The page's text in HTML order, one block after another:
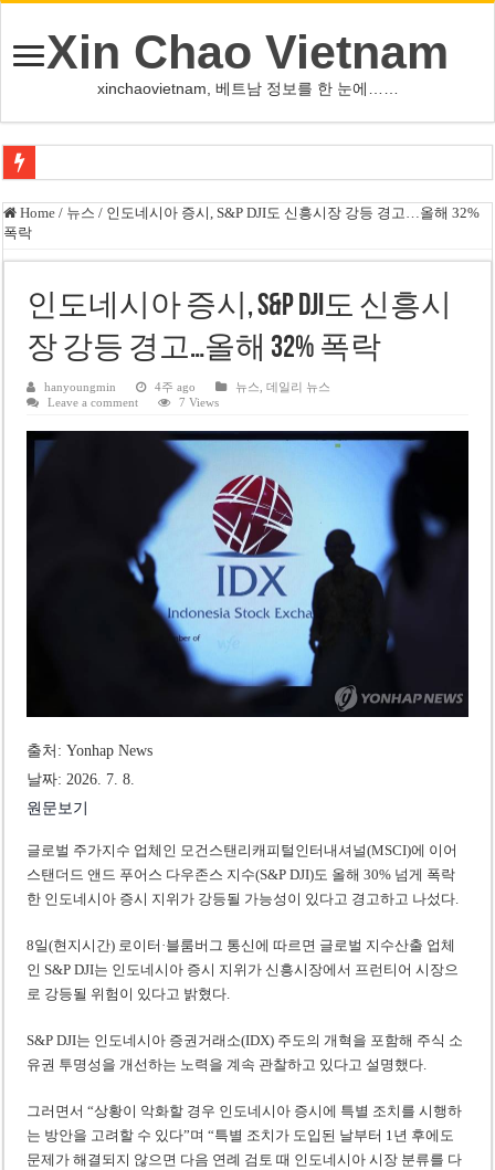
Xin Chao Vietnam
xinchaovietnam, 베트남 정보를 한 눈에……
오덕 목사, 32년 베트남 삶 담은 첫 디카시집 ‘한 컷의 서정’ 출간
베트남 화학·플라스틱 기업 납세 상위 10곳 공개…절반은 국영기업
FIFA 인판티노 회장, 유럽 축구계·북미 정치권 불신임 압박 직면
미화원 쪽방 휴게실 논란…허리도 못 펴는 열악한 환경
호찌민시, 올해 국경절 연휴 5일 연속 휴무 확정… 8월 29일~9월 2일
호찌민 Đá Đỏ 수로 정비 사업, 2026년 말 완공 목표
미 국방부, 육군 참모총장 임명 난항
조세심판원, 배우 유연석 30억 세금 불복 청구 기각
Home / 뉴스 / 인도네시아 증시, S&P DJI도 신흥시장 강등 경고…올해 32%
폭락
인도네시아 증시, S&P DJI도 신흥시
장 강등 경고…올해 32% 폭락
hanyoungmin 4주 ago 뉴스 ,데일리 뉴스
Leave a comment
7 Views
출처: Yonhap News
날짜: 2026. 7. 8.
원문보기
글로벌 주가지수 업체인 모건스탠리캐피털인터내셔널(MSCI)에 이어
스탠더드 앤드 푸어스 다우존스 지수(S&P DJI)도 올해 30% 넘게 폭락
한 인도네시아 증시 지위가 강등될 가능성이 있다고 경고하고 나섰다.
8일(현지시간) 로이터·블룸버그 통신에 따르면 글로벌 지수산출 업체
인 S&P DJI는 인도네시아 증시 지위가 신흥시장에서 프런티어 시장으
로 강등될 위험이 있다고 밝혔다.
S&P DJI는 인도네시아 증권거래소(IDX) 주도의 개혁을 포함해 주식 소
유권 투명성을 개선하는 노력을 계속 관찰하고 있다고 설명했다.
그러면서 “상황이 악화할 경우 인도네시아 증시에 특별 조치를 시행하
는 방안을 고려할 수 있다”며 “특별 조치가 도입된 날부터 1년 후에도
문제가 해결되지 않으면 다음 연례 검토 때 인도네시아 시장 분류를 다